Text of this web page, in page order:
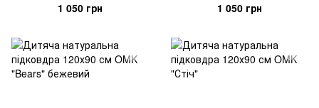
1 050 грн 1 050 грн